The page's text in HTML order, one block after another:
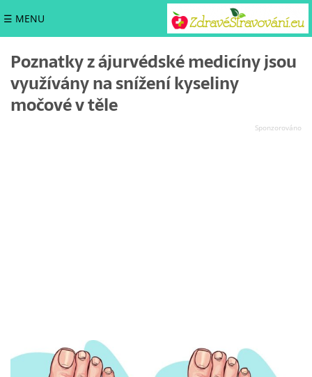
☰ MENU
Poznatky z ájurvédské medicíny jsou
využívány na snížení kyseliny
močové v těle